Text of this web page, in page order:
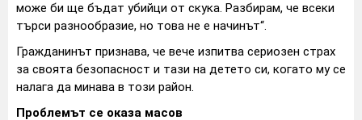
може би ще бъдат убийци от скука. Разбирам, че всеки
търси разнообразие, но това не е начинът“.
Гражданинът признава, че вече изпитва сериозен страх
за своята безопасност и тази на детето си, когато му се
налага да минава в този район.
Проблемът се оказа масов